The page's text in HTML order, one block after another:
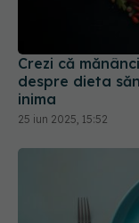
Crezi că
despre dieta
inima
25 iun 2025, 15:52